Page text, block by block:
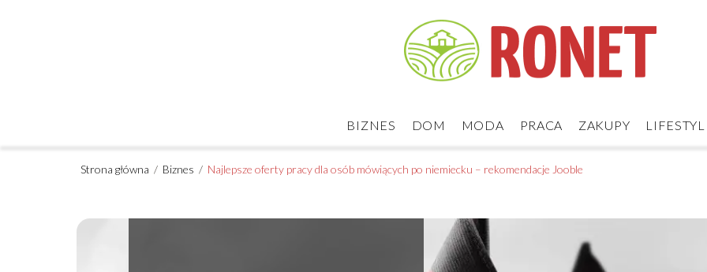
BIZNES DOM MODA PRACA ZAKUPY
Strona główna / Biznes / Najlepsze oferty pracy dla osób mówiących po niemiecku – rekomendacje Jooble